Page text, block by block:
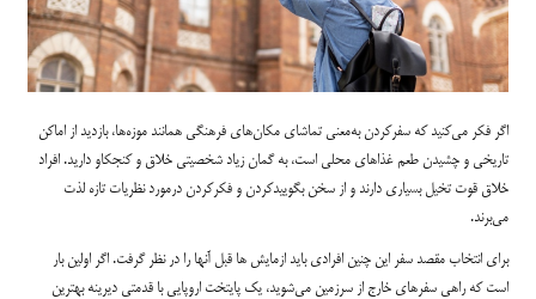
اگر فکر می‌کنید که سفرکردن به‌معنی تماشای مکان‌های فرهنگی همانند موزه‌ها، بازدید از اماکن
تاریخی و چشیدن طعم غذاهای محلی است، به گمان زیاد شخصیتی خلاق و کنجکاو دارید. افراد
خلاق قوت تخیل بسیاری دارند و از سخن بگویید‌کردن و فکرکردن درمورد نظریات تازه لذت
می‌برند.
برای انتخاب مقصد سفر این چنین افرادی باید ازمایش ها قبل آنها را در نظر گرفت. اگر اولین بار
است که راهی سفرهای خارج از سرزمین می‌شوید، یک پایتخت اروپایی با قدمتی دیرینه بهترین